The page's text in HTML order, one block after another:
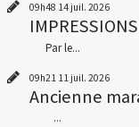
09h48 14 juil. 2026
Par le...
09h21 11 juil. 2026
Ancienne
...